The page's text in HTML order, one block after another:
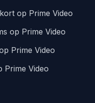
op Prime Video
op Prime Video
Prime Video
Prime Video